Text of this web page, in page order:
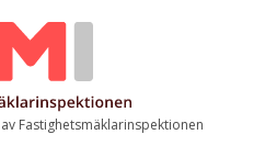
Fastighetsmäklarinspektionen